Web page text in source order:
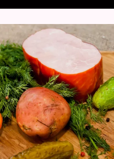
V
i
d
e
o